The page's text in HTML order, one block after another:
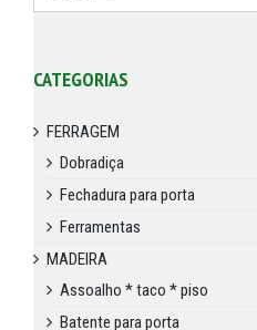
CATEGORIAS
FERRAGEM
Dobradiça
Fechadura para porta
Ferramentas
MADEIRA
Assoalho * taco * piso
Batente para porta